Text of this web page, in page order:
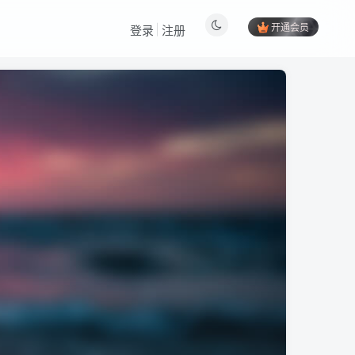
开通会员
登录 注册